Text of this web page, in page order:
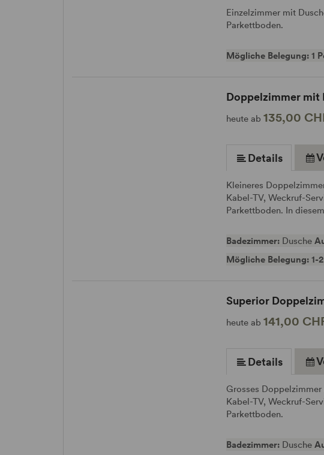
Einzelzimmer mit
Parkettboden.
Mögliche Belegung: 1
Doppelzimmer mit
heute ab 135,00
Details
Kleineres
Kabel-TV, Weckruf-
Parkettboden. In
Badezimmer: Dusche
Mögliche Belegung: 1-
Superior
heute ab 141,00
Details
Grosses
Kabel-TV, Weckruf-
Parkettboden.
Badezimmer: Dusche